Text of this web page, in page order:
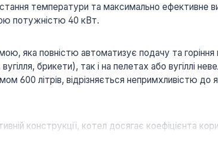
температури та максимально ефективне
потужністю 40 кВт.
яка повністю автоматизує подачу та
брикети), так і на пелетах або вугіллі
600 літрів, відрізняється непримхливістю до
конструкції, котел досягає коефіцієнта